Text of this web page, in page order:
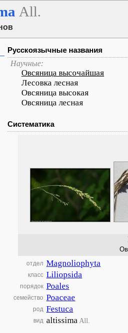
All.
Русскоязычные названия
Научные:
Овсяница высочайшая
Лесовка лесная
Овсяница высокая
Овсяница лесная
Систематика
отдел Magnoliophyta
класс Liliopsida
порядок Poales
семейство Poaceae
род Festuca
вид altissima All.